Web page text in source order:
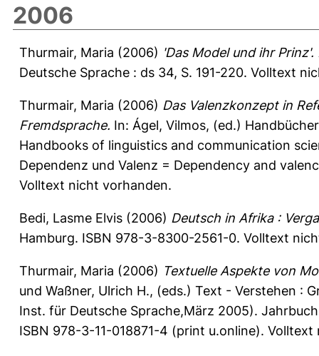
2006
Thurmair, Maria (2006) 'Das Model und ihr
Deutsche Sprache : ds 34, S. 191-220. Volltext
Thurmair, Maria (2006) Das Valenzkonzept in
Fremdsprache. In: Ágel, Vilmos, (ed.)
Handbooks of linguistics and communication
Dependenz und Valenz = Dependency and
Volltext nicht vorhanden.
Bedi, Lasme Elvis (2006) Deutsch in Afrika :
Hamburg. ISBN 978-3-8300-2561-0. Volltext
Thurmair, Maria (2006) Textuelle Aspekte von
und Waßner, Ulrich H., (eds.) Text - Verstehen :
Inst. für Deutsche Sprache,März 2005).
ISBN 978-3-11-018871-4 (print u.online).